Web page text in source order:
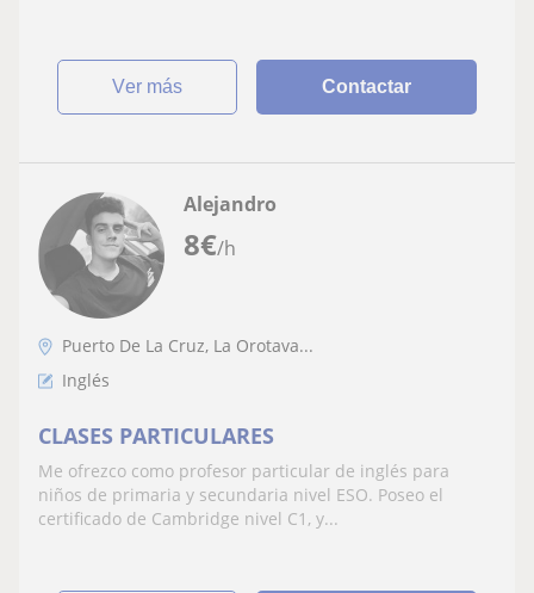
ver más Contactar
8€/h
Alejandro
Puerto De La Cruz, La Orotava...
Inglés
CLASES PARTICULARES
Me ofrezco como profesor particular de inglés para
niños de primaria y secundaria nivel ESO. Poseo el
certificado de Cambridge nivel C1, y...